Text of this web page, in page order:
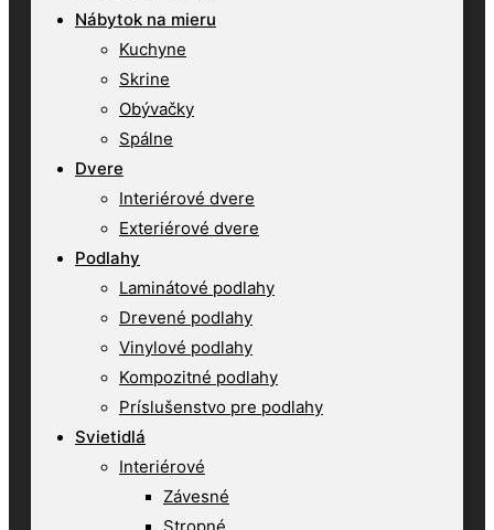
Nábytok na mieru
Kuchyne
Skrine
Obývačky
Spálne
Dvere
Interiérové dvere
Exteriérové dvere
Podlahy
Laminátové podlahy
Drevené podlahy
Vinylové podlahy
Kompozitné podlahy
Príslušenstvo pre podlahy
Svietidlá
Interiérové
Závesné